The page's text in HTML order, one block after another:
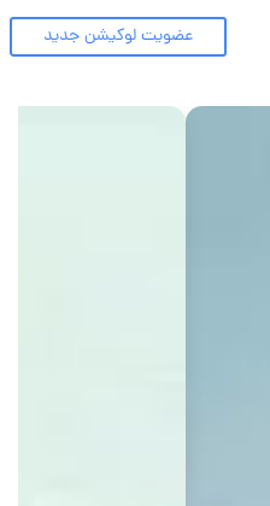
عضویت لوکیشن جدید